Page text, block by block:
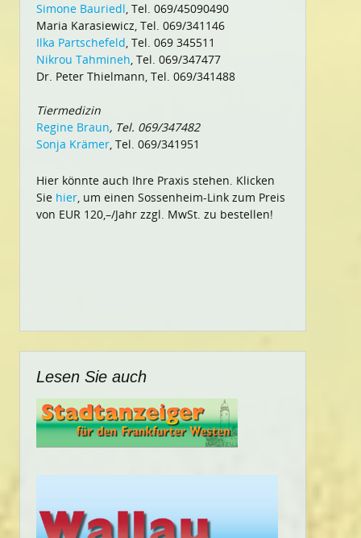
Simone Bauriedl, Tel. 069/45090490
Maria Karasiewicz, Tel. 069/341146
Ilka Partschefeld, Tel. 069 345511
Nikrou Tahmineh, Tel. 069/347477
Dr. Peter Thielmann, Tel. 069/341488
Tiermedizin
Regine Braun, Tel. 069/347482
Sonja Krämer, Tel. 069/341951
Hier könnte auch Ihre Praxis stehen. Klicken
Sie hier, um einen Sossenheim-Link zum Preis
von EUR 120,–/Jahr zzgl. MwSt. zu bestellen!
Lesen Sie auch